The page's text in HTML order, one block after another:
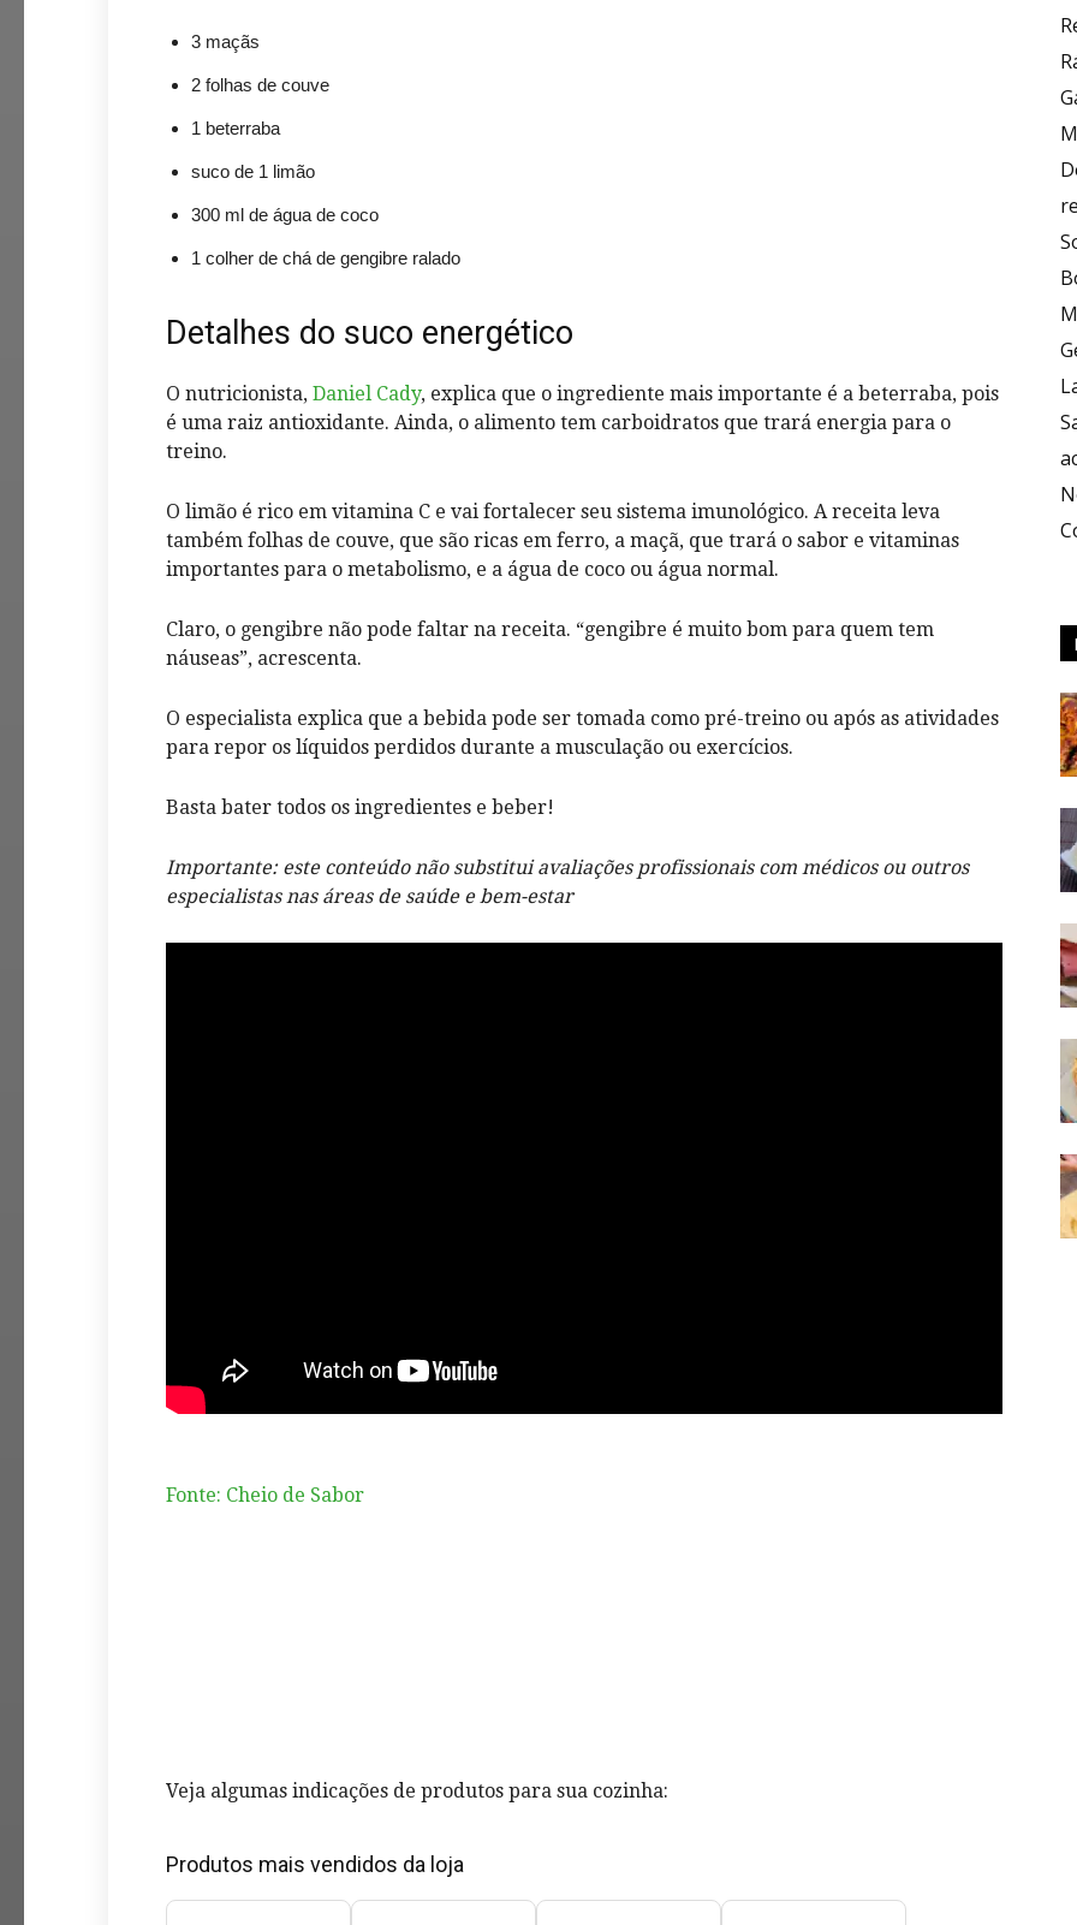
3 maçãs
2 folhas de couve
1 beterraba
suco de 1 limão
300 ml de água de coco
1 colher de chá de gengibre ralado
Detalhes do suco energético
O nutricionista, Daniel Cady, explica que o ingrediente mais importante é a beterraba, pois
é uma raiz antioxidante. Ainda, o alimento tem carboidratos que trará energia para o
treino.
O limão é rico em vitamina C e vai fortalecer seu sistema imunológico. A receita leva
também folhas de couve, que são ricas em ferro, a maçã, que trará o sabor e vitaminas
importantes para o metabolismo, e a água de coco ou água normal.
Claro, o gengibre não pode faltar na receita. “gengibre é muito bom para quem tem
náuseas”, acrescenta.
O especialista explica que a bebida pode ser tomada como pré-treino ou após as atividades
para repor os líquidos perdidos durante a musculação ou exercícios.
Basta bater todos os ingredientes e beber!
Importante: este conteúdo não substitui avaliações profissionais com médicos ou outros
especialistas nas áreas de saúde e bem-estar
Fonte: Cheio de Sabor
Veja algumas indicações de produtos para sua cozinha:
Produtos mais vendidos da loja